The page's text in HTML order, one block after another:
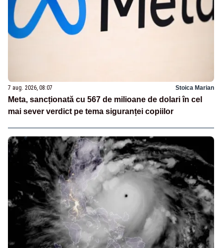
7 aug. 2026, 08:07 Stoica Marian
Meta, sancționată cu 567 de milioane de dolari în cel
mai sever verdict pe tema siguranței copiilor